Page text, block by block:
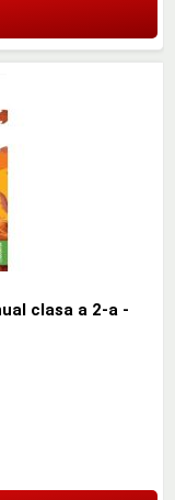
clasa a 2-a -